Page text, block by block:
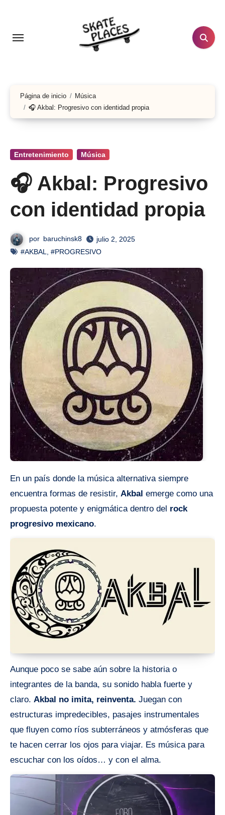
contenido
Página de inicio
Música
🎧 Akbal: Progresivo con identidad propia
Entretenimiento Música
🎧 Akbal: Progresivo
con identidad propia
por baruchinsk8
julio 2, 2025
#AKBAL
#PROGRESIVO
En un país donde la música alternativa siempre
encuentra formas de resistir, Akbal emerge como una
propuesta potente y enigmática dentro del rock
progresivo mexicano.
Aunque poco se sabe aún sobre la historia o
integrantes de la banda, su sonido habla fuerte y
claro. Akbal no imita, reinventa. Juegan con
estructuras impredecibles, pasajes instrumentales
que fluyen como ríos subterráneos y atmósferas que
te hacen cerrar los ojos para viajar. Es música para
escuchar con los oídos… y con el alma.